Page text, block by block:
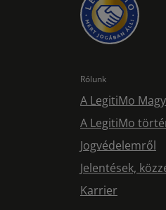
Rólunk
A LegitiMo
A LegitiMo
Jogvédelemről
Jelentések,
Karrier